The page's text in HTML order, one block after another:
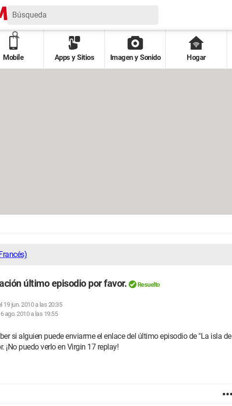
Mobile Apps y Sitios Imagen y Sonido Hogar
último episodio por favor. Resuelto
19 jun. 2010 a las 20:35
6 ago. 2010 a las 19:55
si alguien puede enviarme el enlace del último episodio de "La isla de
¡No puedo verlo en Virgin 17 replay!